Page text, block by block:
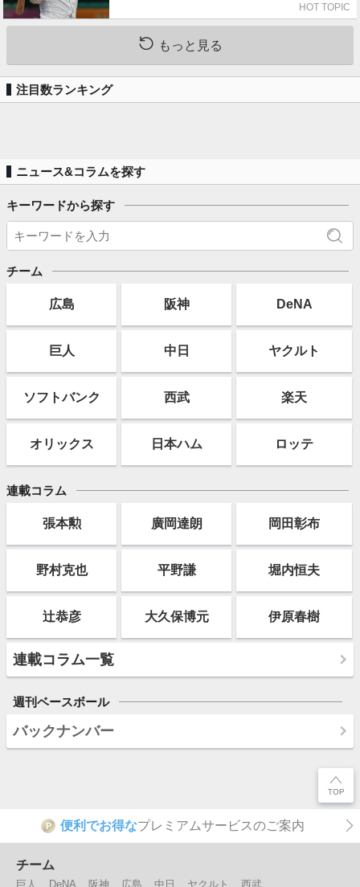
HOT TOPIC
もっと見る
注目数ランキング
ニュース&コラムを探す
キーワードから探す
チーム
広島 阪神 DeNA
巨人 中日 ヤクルト
ソフトバンク 西武 楽天
オリックス 日本ハム ロッテ
連載コラム
張本勲 廣岡達朗 岡田彰布
野村克也 平野謙 堀内恒夫
辻恭彦 大久保博元 伊原春樹
連載コラム一覧
週刊ベースボール
バックナンバー
P 便利でお得なプレミアムサービスのご案内
チーム
巨人 DeNA 阪神 広島 中日 ヤクルト 西武